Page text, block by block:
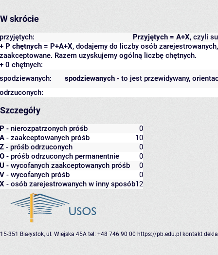
W skrócie
Przyjętych = A+X, czyli
przyjętych:
+ P chętnych = P+A+X, dodajemy do liczby osób
zaakceptowane. Razem uzyskujemy ogólną liczbę chętnych.
+ 0 chętnych:
spodziewanych - to jest przewidywany,
spodziewanych:
odrzuconych:
Szczegóły
P - nierozpatrzonych próśb
0
A - zaakceptowanych próśb
10
Z - próśb odrzuconych
0
O - próśb odrzuconych permanentnie
0
U - wycofanych zaakceptowanych próśb
0
V - wycofanych próśb
0
X - osób zarejestrowanych w inny sposób12
15-351 Białystok, ul. Wiejska 45A tel: +48 746 90 00 https://pb.edu.pl kontakt